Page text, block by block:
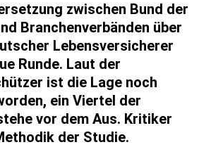
zwischen Bund der
Branchenverbänden über
Lebensversicherer
Runde. Laut der
ist die Lage noch
ein Viertel der
vor dem Aus. Kritiker
der Studie.